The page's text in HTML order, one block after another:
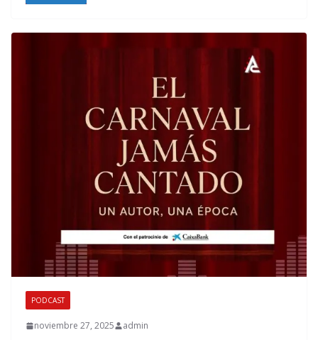
PODCAST
noviembre 27, 2025 admin